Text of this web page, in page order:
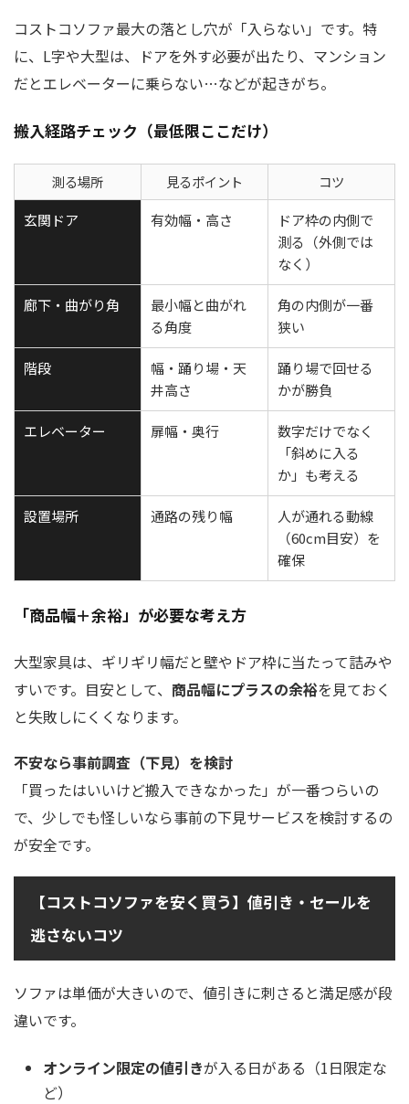
コストコソファ最大の落とし穴が「入らない」です。特
に、L字や大型は、ドアを外す必要が出たり、マンション
だとエレベーターに乗らない…などが起きがち。
搬入経路チェック（最低限ここだけ）
測る場所 見るポイント
コツ
玄関ドア
有効幅・高さ
ドア枠の内側で
測る（外側では
なく）
廊下・曲がり角
最小幅と曲がれ
る角度
角の内側が一番
狭い
階段
幅・踊り場・天
井高さ
踊り場で回せる
かが勝負
エレベーター 扉幅・奥行
数字だけでなく
「斜めに入る
か」も考える
設置場所 通路の残り幅
人が通れる動線
（60cm目安）を
確保
「商品幅＋余裕」が必要な考え方
大型家具は、ギリギリ幅だと壁やドア枠に当たって詰みや
すいです。目安として、 商品幅にプラスの余裕を見ておく
と失敗しにくくなります。
不安なら事前調査（下見）を検討
「買ったはいいけど搬入できなかった」が一番つらいの
で、少しでも怪しいなら事前の下見サービスを検討するの
が安全です。
【コストコソファを安く買う】値引き・セールを
逃さないコツ
ソファは単価が大きいので、値引きに刺さると満足感が段
違いです。
オンライン限定の値引きが入る日がある（1日限定な
ど）